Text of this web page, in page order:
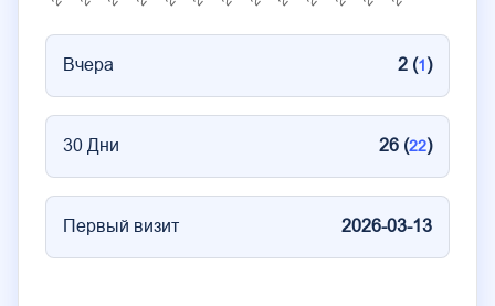
Вчера 2 (1)
30 Дни 26 (22)
Первый визит 2026-03-13